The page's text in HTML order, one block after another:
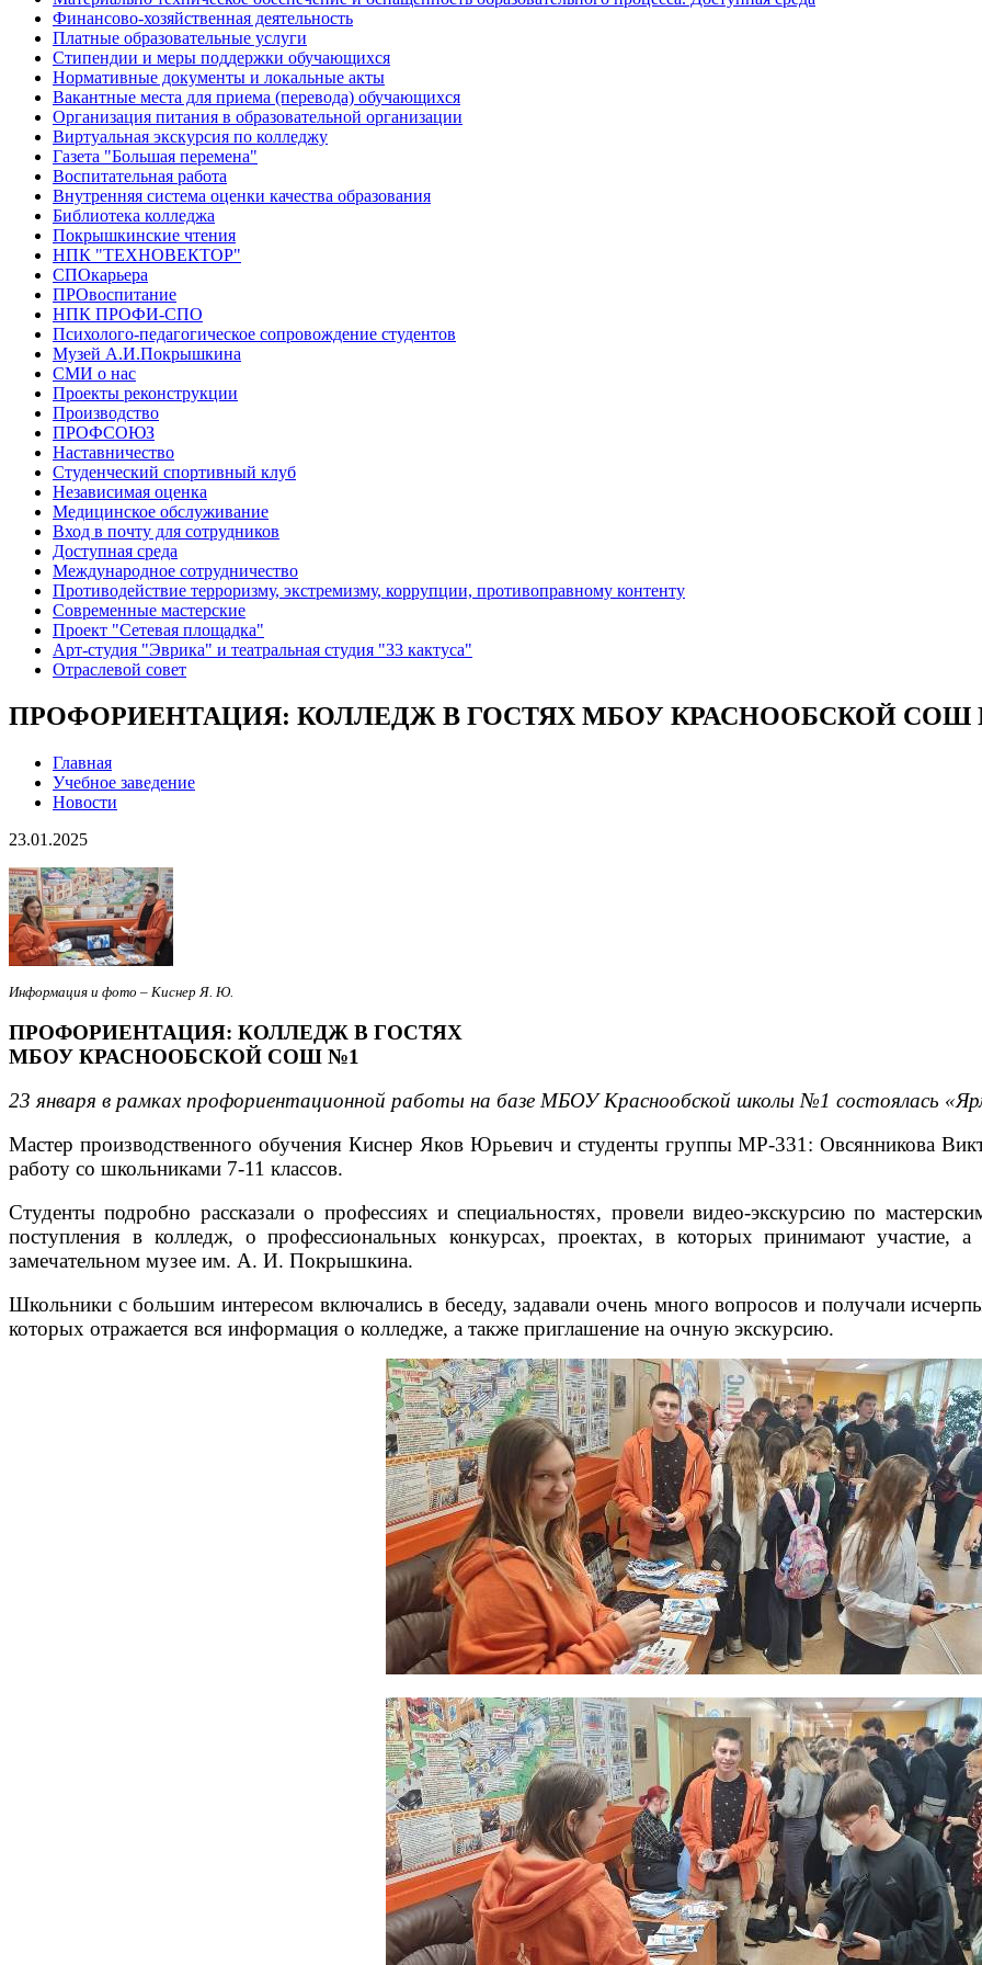
Финансово-хозяйственная деятельность
Платные образовательные услуги
Стипендии и меры поддержки обучающихся
Нормативные документы и локальные акты
Вакантные места для приема (перевода) обучающихся
Организация питания в образовательной организации
Виртуальная экскурсия по колледжу
Газета "Большая перемена"
Воспитательная работа
Внутренняя система оценки качества образования
Библиотека колледжа
Покрышкинские чтения
НПК "ТЕХНОВЕКТОР"
СПОкарьера
ПРОвоспитание
НПК ПРОФИ-СПО
Психолого-педагогическое сопровождение студентов
Музей А.И.Покрышкина
СМИ о нас
Проекты реконструкции
Производство
ПРОФСОЮЗ
Наставничество
Студенческий спортивный клуб
Независимая оценка
Медицинское обслуживание
Вход в почту для сотрудников
Доступная среда
Международное сотрудничество
Противодействие терроризму, экстремизму, коррупции, противоправному контенту
Современные мастерские
Проект "Сетевая площадка"
Арт-студия "Эврика" и театральная студия "33 кактуса"
Отраслевой совет
ПРОФОРИЕНТАЦИЯ: КОЛЛЕДЖ В ГОСТЯХ МБОУ КРАСНООБСКОЙ СОШ
Главная
Учебное заведение
Новости
23.01.2025
Информация и фото – Киснер Я. Ю.
ПРОФОРИЕНТАЦИЯ: КОЛЛЕДЖ В ГОСТЯХ
МБОУ КРАСНООБСКОЙ СОШ №1
23 января в рамках профориентационной работы на базе МБОУ Краснообской школы №1 состоялась
Мастер производственного обучения Киснер Яков Юрьевич и студенты группы МР-331: Овсянникова
работу со школьниками 7-11 классов.
Студенты подробно рассказали о профессиях и специальностях, провели видео-экскурсию по
поступления в колледж, о профессиональных конкурсах, проектах, в которых принимают участие,
замечательном музее им. А. И. Покрышкина.
Школьники с большим интересом включались в беседу, задавали очень много вопросов и получали
которых отражается вся информация о колледже, а также приглашение на очную экскурсию.